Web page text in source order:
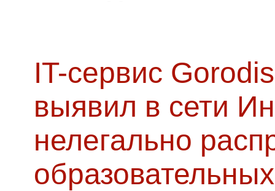
IT-сервис
выявил в сети
нелегально